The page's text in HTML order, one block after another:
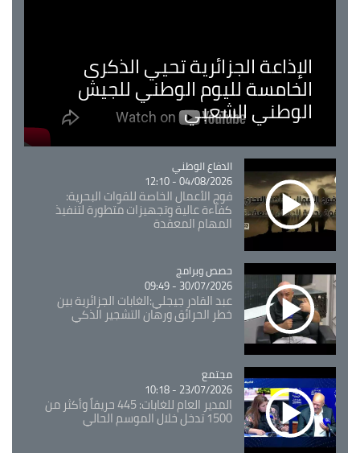
الإذاعة الجزائرية تحيي الذكرى
الخامسة لليوم الوطني للجيش
الوطني الشعبي
Catégorie
الدفاع الوطني
04/08/2026 - 12:10
فوج الأعمال الخاصة للقوات البحرية:
كفاءة عالية وتجهيزات متطورة لتنفيذ
المهام المعقدة
Catégorie
حصص وبرامج
30/07/2026 - 09:49
عبد القادر جيجلي:الغابات الجزائرية بين
خطر الحرائق ورهان التشجير الذكي
Catégorie
مجتمع
23/07/2026 - 10:18
المدير العام للغابات: 445 حريقاً وأكثر من
1500 تدخل خلال الموسم الحالي